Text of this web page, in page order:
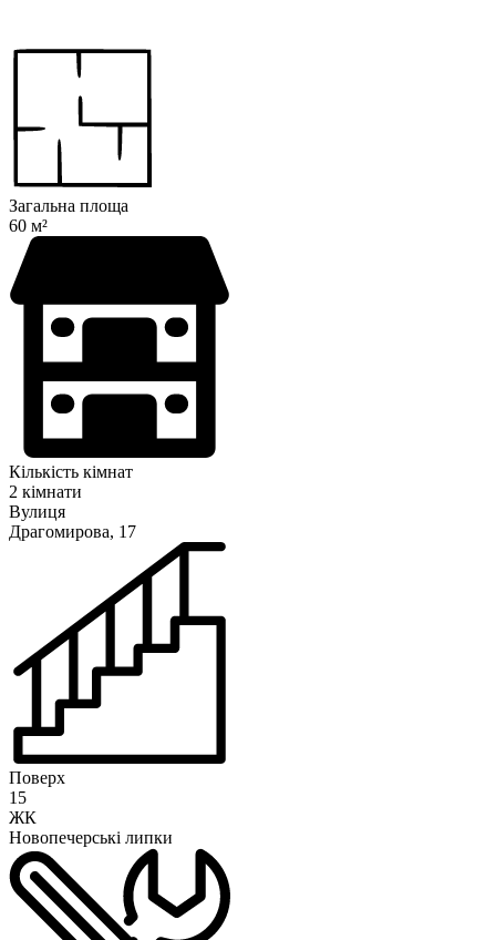
Загальна площа
60 м²
Кількість кімнат
2 кімнати
Вулиця
Драгомирова, 17
Поверх
15
ЖК
Новопечерські липки